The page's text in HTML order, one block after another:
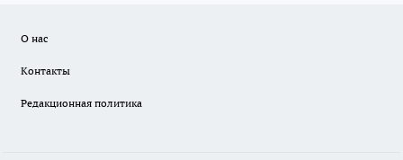
О нас
Контакты
Редакционная политика